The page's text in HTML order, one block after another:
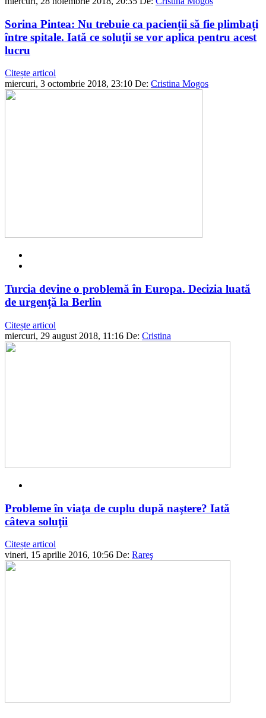
Sorina Pintea: Nu trebuie ca pacienții să fie plimbați
între spitale. Iată ce soluții se vor aplica pentru acest
lucru
Citește articol
miercuri, 3 octombrie 2018, 23:10 De: Cristina Mogos
Turcia devine o problemă în Europa. Decizia luată
de urgență la Berlin
Citește articol
miercuri, 29 august 2018, 11:16 De: Cristina
Probleme în viaţa de cuplu după naştere? Iată
câteva soluţii
Citește articol
vineri, 15 aprilie 2016, 10:56 De: Rareş